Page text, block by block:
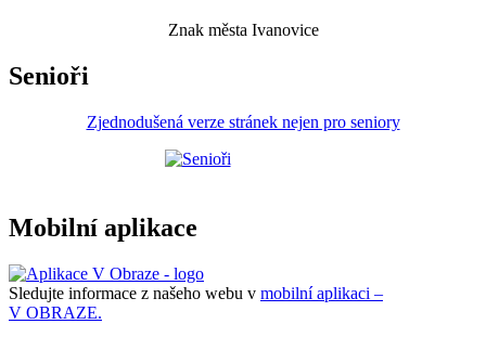
Znak města Ivanovice
Senioři
Zjednodušená verze stránek nejen pro seniory
Mobilní aplikace
Sledujte informace z našeho webu v mobilní aplikaci –
V OBRAZE.